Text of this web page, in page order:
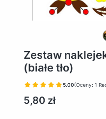
Zestaw
(białe tło)
5.00(Oceny: 1
Cena
5,80 zł